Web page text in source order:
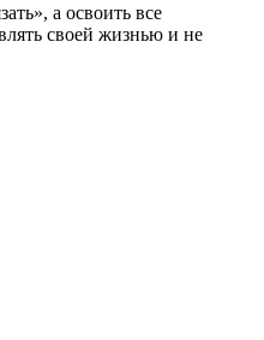
а освоить все
своей жизнью и не